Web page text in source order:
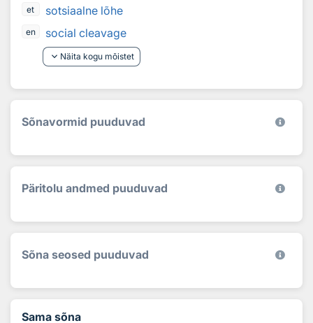
et sotsiaalne lõhe
en
social cleavage
keyboard_arrow_down Näita kogu mõistet
Sõnavormid puuduvad
Päritolu andmed puuduvad
Sõna seosed puuduvad
Sama sõna